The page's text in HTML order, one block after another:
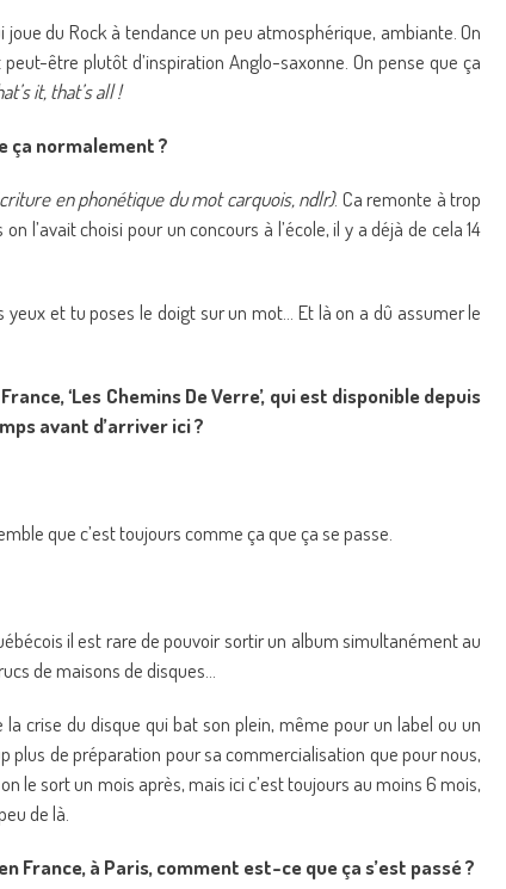
du Rock à tendance un peu atmosphérique, ambiante. On
être plutôt d’inspiration Anglo-saxonne. On pense que ça
it, that’s all !
ça normalement ?
en phonétique du mot carquois, ndlr). Ca remonte à trop
l’avait choisi pour un concours à l’école, il y a déjà de cela 14
et tu poses le doigt sur un mot… Et là on a dû assumer le
‘Les Chemins De Verre’, qui est disponible depuis
avant d’arriver ici ?
que c’est toujours comme ça que ça se passe.
il est rare de pouvoir sortir un album simultanément au
de maisons de disques…
la crise du disque qui bat son plein, même pour un label ou un
plus de préparation pour sa commercialisation que pour nous,
le sort un mois après, mais ici c’est toujours au moins 6 mois,
de là.
France, à Paris, comment est-ce que ça s’est passé ?